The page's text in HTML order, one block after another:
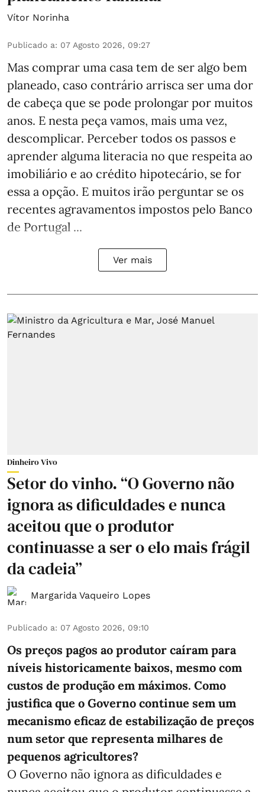
Vítor Norinha
Publicado a: 07 Agosto 2026, 09:27
Mas comprar uma casa tem de ser algo bem
planeado, caso contrário arrisca ser uma dor
de cabeça que se pode prolongar por muitos
anos. E nesta peça vamos, mais uma vez,
descomplicar. Perceber todos os passos e
aprender alguma literacia no que respeita ao
imobiliário e ao crédito hipotecário, se for
essa a opção. E muitos irão perguntar se os
recentes agravamentos impostos pelo Banco
de Portugal ...
Ver mais
Dinheiro Vivo
Setor do vinho. “O Governo não
ignora as dificuldades e nunca
aceitou que o produtor
continuasse a ser o elo mais frágil
da cadeia”
Margarida Vaqueiro Lopes
Publicado a: 07 Agosto 2026, 09:10
Os preços pagos ao produtor caíram para
níveis historicamente baixos, mesmo com
custos de produção em máximos. Como
justifica que o Governo continue sem um
mecanismo eficaz de estabilização de preços
num setor que representa milhares de
pequenos agricultores?
O Governo não ignora as dificuldades e